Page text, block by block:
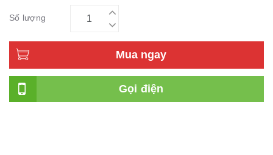
Số lượng
Mua ngay
Gọi điện